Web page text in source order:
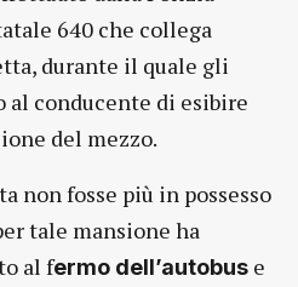
640 che collega
durante il quale gli
conducente di esibire
del mezzo.
non fosse più in possesso
tale mansione ha
al fermo dell’autobus e